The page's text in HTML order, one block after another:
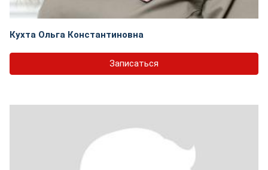
Кухта Ольга Константиновна
Записаться